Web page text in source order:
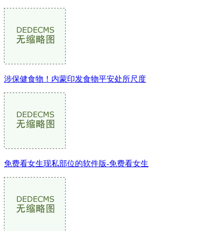
涉保健食物！内蒙印发食物平安处所尺度
免费看女生现私部位的软件版-免费看女生